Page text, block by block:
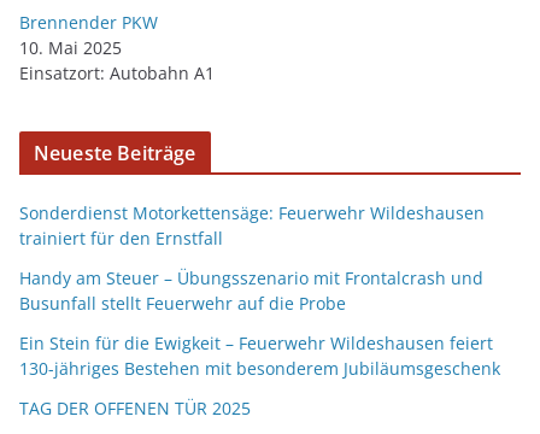
Brennender PKW
10. Mai 2025
Einsatzort: Autobahn A1
Neueste Beiträge
Sonderdienst Motorkettensäge: Feuerwehr Wildeshausen
trainiert für den Ernstfall
Handy am Steuer – Übungsszenario mit Frontalcrash und
Busunfall stellt Feuerwehr auf die Probe
Ein Stein für die Ewigkeit – Feuerwehr Wildeshausen feiert
130-jähriges Bestehen mit besonderem Jubiläumsgeschenk
TAG DER OFFENEN TÜR 2025